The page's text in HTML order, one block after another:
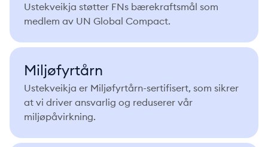
Ustekveikja støtter FNs bærekraftsmål som
medlem av UN Global Compact.
Miljøfyrtårn
Ustekveikja er Miljøfyrtårn-sertifisert, som sikrer
at vi driver ansvarlig og reduserer vår
miljøpåvirkning.